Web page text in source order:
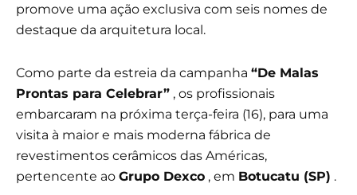
promove uma ação exclusiva com seis nomes de
destaque da arquitetura local.
Como parte da estreia da campanha “De Malas
Prontas para Celebrar” , os profissionais
embarcaram na próxima terça-feira (16), para uma
visita à maior e mais moderna fábrica de
revestimentos cerâmicos das Américas,
pertencente ao Grupo Dexco , em Botucatu (SP) .